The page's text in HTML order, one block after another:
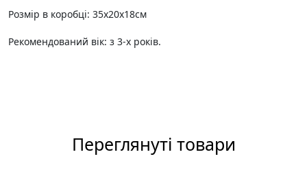
Розмір в коробці: 35х20х18см
Рекомендований вік: з 3-х років.
Переглянуті товари